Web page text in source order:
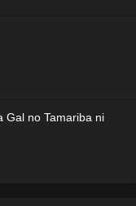
Gal no Tamariba ni